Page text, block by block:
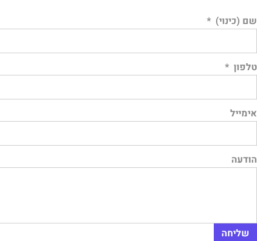
שם (כינוי) *
טלפון *
אימייל
הודעה